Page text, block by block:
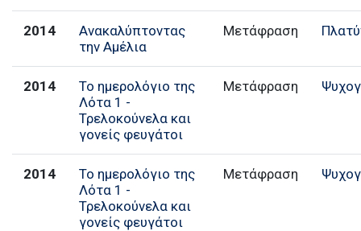
2014
Ανακαλύπτοντας
την Αμέλια
Μετάφραση
2014
Το ημερολόγιο της
Λότα 1 -
Τρελοκούνελα και
γονείς φευγάτοι
Μετάφραση
2014
Το ημερολόγιο της
Λότα 1 -
Τρελοκούνελα και
γονείς φευγάτοι
Μετάφραση